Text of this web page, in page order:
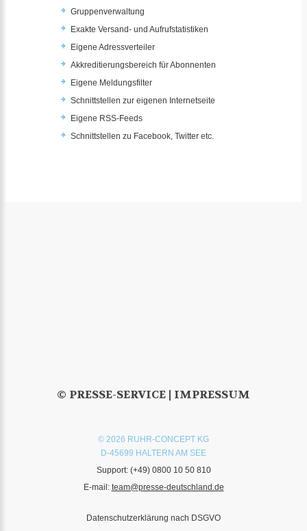
Gruppenverwaltung
Exakte Versand- und Aufrufstatistiken
Eigene Adressverteiler
Akkreditierungsbereich für Abonnenten
Eigene Meldungsfilter
Schnittstellen zur eigenen Internetseite
Eigene RSS-Feeds
Schnittstellen zu Facebook, Twitter etc.
© PRESSE-SERVICE | IMPRESSUM
© 2026 RUHR-CONCEPT KG
D-45699 HALTERN AM SEE
Support: (+49) 0800 10 50 810
E-mail: team@presse-deutschland.de
Datenschutzerklärung nach DSGVO